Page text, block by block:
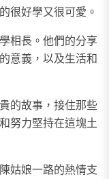
很好學又很可愛。
相長。他們的分享
意義，以及生活和
的故事，接住那些
努力堅持在這塊土
姑娘一路的熱情支